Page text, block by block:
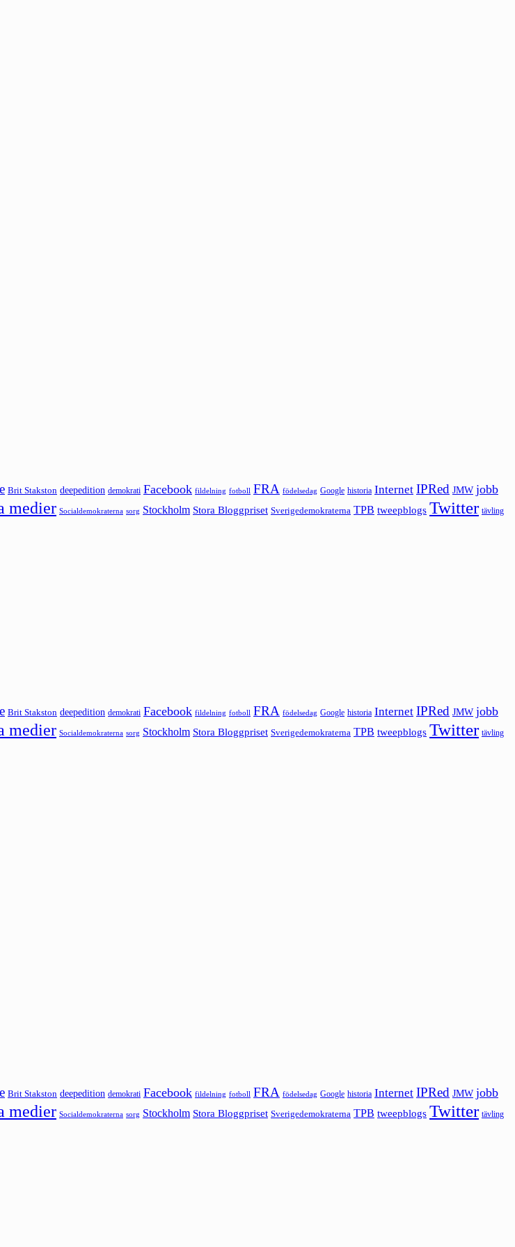
Brit Stakston deepedition demokrati Facebook fildelning fotboll FRA födelsedag Google historia Internet IPRed JMW jobb
medier Socialdemokraterna sorg Stockholm Stora Bloggpriset Sverigedemokraterna TPB tweepblogs Twitter tävling
Brit Stakston deepedition demokrati Facebook fildelning fotboll FRA födelsedag Google historia Internet IPRed JMW jobb
medier Socialdemokraterna sorg Stockholm Stora Bloggpriset Sverigedemokraterna TPB tweepblogs Twitter tävling
Brit Stakston deepedition demokrati Facebook fildelning fotboll FRA födelsedag Google historia Internet IPRed JMW jobb
medier Socialdemokraterna sorg Stockholm Stora Bloggpriset Sverigedemokraterna TPB tweepblogs Twitter tävling